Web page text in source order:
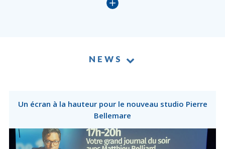
NEWS
Un écran à la hauteur pour le nouveau studio Pierre
Bellemare